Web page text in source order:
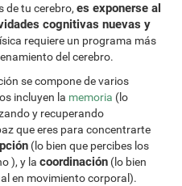
de tu cerebro,es exponerse al
cognitivas nuevas y
requiere un programa más
del cerebro.
se compone de varios
incluyen la memoria (lo
y recuperando
que eres para concentrarte
(lo bien que percibes los
), y lacoordinación (lo bien
en movimiento corporal).